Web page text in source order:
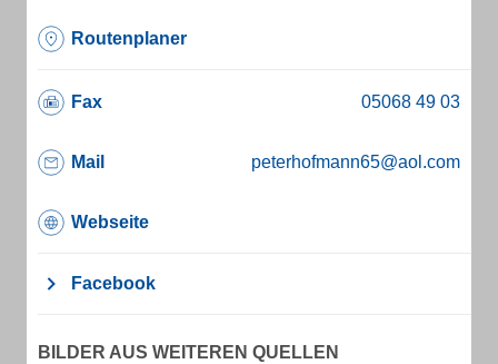
Routenplaner
Fax
Mail peterhofmann65@aol.com
Webseite
Facebook
BILDER AUS WEITEREN QUELLEN